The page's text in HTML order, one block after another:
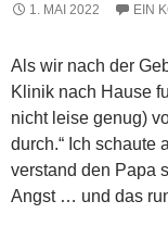
1. MAI 2022 EIN
Als wir nach der
Klinik nach Hause
nicht leise genug)
durch.“ Ich schaute
verstand den Papa
Angst … und das